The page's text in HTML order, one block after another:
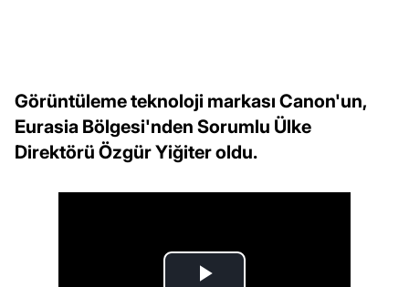
Görüntüleme teknoloji markası Canon'un,
Eurasia Bölgesi'nden Sorumlu Ülke
Direktörü Özgür Yiğiter oldu.